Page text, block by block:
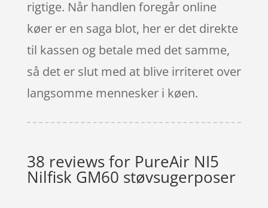
rigtige. Når handlen foregår online
køer er en saga blot, her er det direkte
til kassen og betale med det samme,
så det er slut med at blive irriteret over
langsomme mennesker i køen.
38 reviews for PureAir NI5
Nilfisk GM60 støvsugerposer